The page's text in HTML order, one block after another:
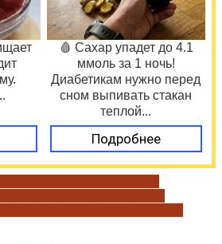
🩸 Сахар упадет до 4.1
ммоль за 1 ночь!
Диабетикам нужно перед
сном выпивать стакан
теплой...
Подробнее